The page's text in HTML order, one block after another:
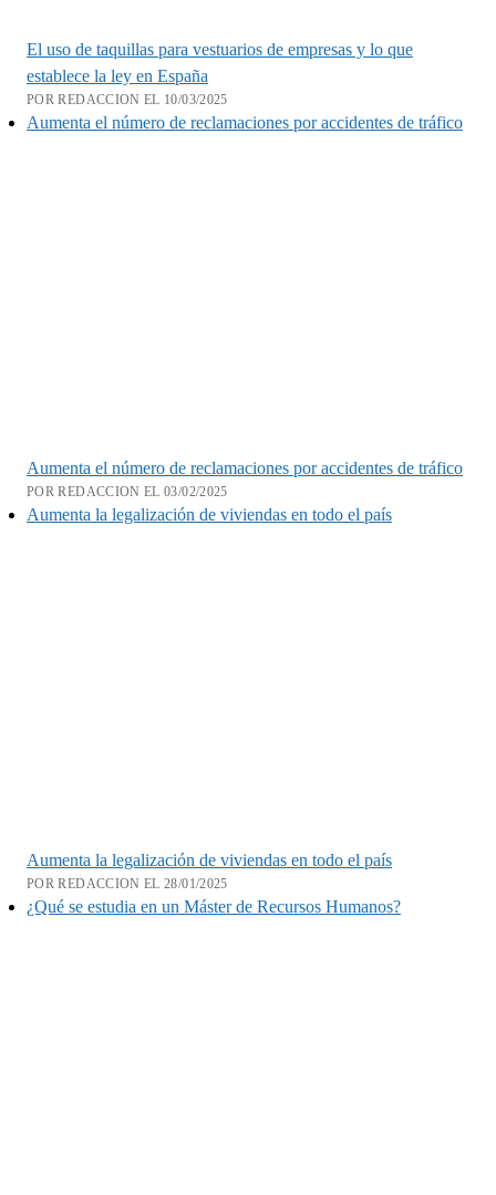
El uso de taquillas para vestuarios de empresas y lo que
establece la ley en España
POR REDACCION EL 10/03/2025
Aumenta el número de reclamaciones por accidentes de tráfico
Aumenta el número de reclamaciones por accidentes de tráfico
POR REDACCION EL 03/02/2025
Aumenta la legalización de viviendas en todo el país
Aumenta la legalización de viviendas en todo el país
POR REDACCION EL 28/01/2025
¿Qué se estudia en un Máster de Recursos Humanos?